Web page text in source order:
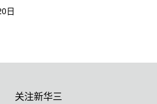
日
关注新华三